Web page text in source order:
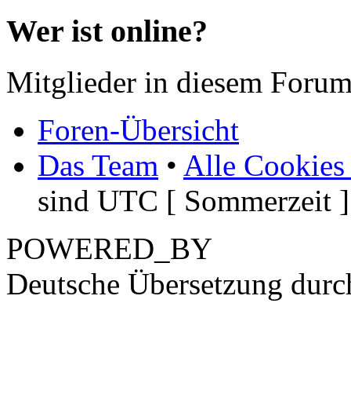
Wer ist online?
Mitglieder in diesem
Foren-Übersicht
Das Team • Alle Cookies
sind UTC [ Sommerzeit ]
POWERED_BY
Deutsche Übersetzung